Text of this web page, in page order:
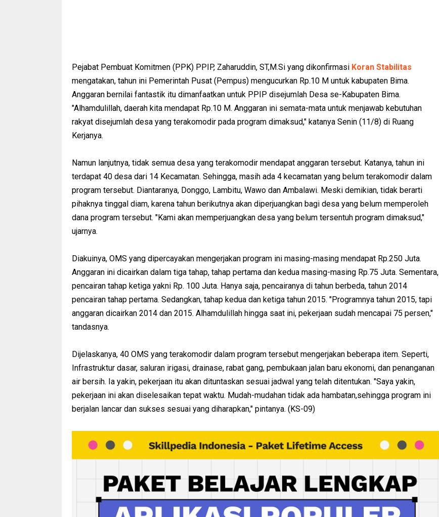
Pejabat Pembuat Komitmen (PPK) PPIP, Zaharuddin, ST,M.Si yang dikonfirmasi Koran Stabilitas
mengatakan, tahun ini Pemerintah Pusat (Pempus) mengucurkan Rp.10 M untuk kabupaten Bima.
Anggaran bernilai fantastik itu dimanfaatkan untuk PPIP disejumlah Desa se-Kabupaten Bima.
"Alhamdulillah, daerah kita mendapat Rp.10 M. Anggaran ini semata-mata untuk menjawab kebutuhan
rakyat disejumlah desa yang terakomodir pada program dimaksud," katanya Senin (11/8) di Ruang
Kerjanya.
Namun lanjutnya, tidak semua desa yang terakomodir mendapat anggaran tersebut. Katanya, tahun ini
terdapat 40 desa dari 14 Kecamatan. Sehingga, masih ada 4 kecamatan yang belum terakomodir dalam
program tersebut. Diantaranya, Donggo, Lambitu, Wawo dan Ambalawi. Meski demikian, tidak berarti
pihaknya tinggal diam, karena tahun berikutnya akan diperjuangkan bagi desa yang belum memperoleh
dana program tersebut. "Kami akan memperjuangkan desa yang belum tersentuh program dimaksud,"
ujarnya.
Diakuinya, OMS yang dipercayakan mengerjakan program ini masing-masing mendapat Rp.250 Juta.
Anggaran ini dicairkan dalam tiga tahap, tahap pertama dan kedua masing-masing Rp.75 Juta. Sementara,
pencairan tahap ketiga yakni Rp. 100 Juta. Hanya saja, pencairanya di tahun berbeda, tahun 2014
pencairan tahap pertama. Sedangkan, tahap kedua dan ketiga tahun 2015. "Programnya tahun 2015, tapi
anggaran dicairkan 2014 dan 2015. Alhamdulillah hingga saat ini, pekerjaan sudah mencapai 75 persen,"
tandasnya.
Dijelaskanya, 40 OMS yang terakomodir dalam program tersebut mengerjakan beberapa item. Seperti,
Infrastruktur dasar, saluran irigasi, drainase, rabat gang, pembukaan jalan baru ekonomi, dan penanganan
air bersih. Ia yakin, pekerjaan itu akan dituntaskan sesuai jadwal yang telah ditentukan. "Saya yakin,
pekerjaan ini akan diselesaikan tepat waktu. Mudah-mudahan tidak ada hambatan,sehingga program ini
berjalan lancar dan sukses sesuai yang diharapkan," pintanya. (KS-09)